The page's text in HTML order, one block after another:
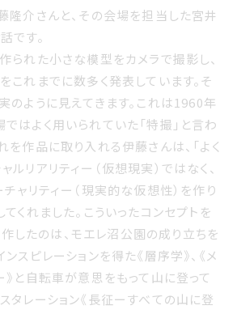
隆介さんと、その会場を担当した宮井
です。
られた小さな模型をカメラで撮影し、
これまでに数多く発表しています。そ
のように見えてきます。これは1960年
はよく用いられていた「特撮」と言わ
を作品に取り入れる伊藤さんは、「よく
ルリアリティー（仮想現実）ではなく、
チャリティー（現実的な仮想性）を作り
くれました。こういったコンセプトを
したのは、モエレ沼公園の成り立ちを
スピレーションを得た《層序学》、《メ
》と自転車が意思をもって山に登って
タレーション《長征ーすべての山に登